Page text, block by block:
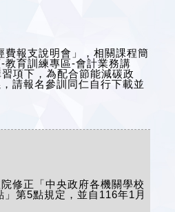
費報支說明會」，相關課程簡
教育訓練專區-會計業務講
項下，為配合節能減碳政
請報名參訓同仁自行下載並
修正「中央政府各機關學校
第5點規定，並自116年1月